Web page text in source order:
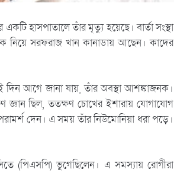
হাসপাতালে তাঁর মৃত্যু হয়েছে। বার্তা সংস্থা
নিয়ে সরফরাজ খান কানাডায় আছেন। কাদের
দিন আগে জানা যায়, তাঁর অবস্থা আশঙ্কাজনক।
জ্ঞান ছিল, ততক্ষণ চোখের ইশারায় যোগাযোগ
দেন। এ সময় তাঁর নিউমোনিয়া ধরা পড়ে।
(পিএসপি) ভুগেছিলেন। এ সমস্যায় রোগীরা